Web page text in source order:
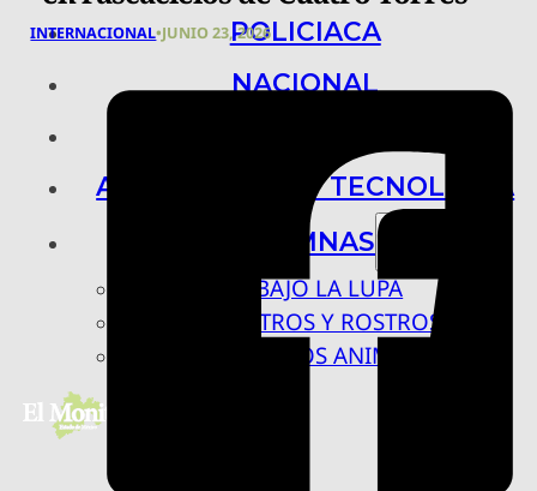
POLICIACA
NACIONAL
ARTE, CIENCIA Y TECNOLOGÍA
COLUMNAS
BAJO LA LUPA
RASTROS Y ROSTROS
VÍNCULOS ANIMALES
INTERNACIONAL•JUNIO 23, 2026